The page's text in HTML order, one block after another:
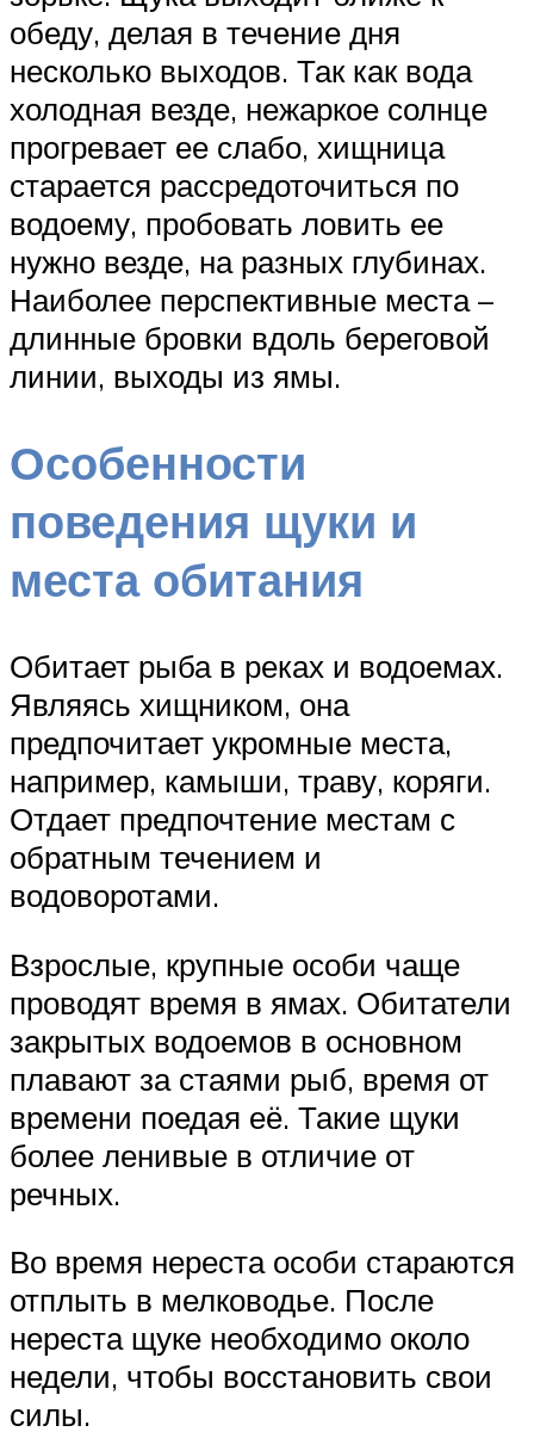
обеду, делая в течение дня
несколько выходов. Так как вода
холодная везде, нежаркое солнце
прогревает ее слабо, хищница
старается рассредоточиться по
водоему, пробовать ловить ее
нужно везде, на разных глубинах.
Наиболее перспективные места –
длинные бровки вдоль береговой
линии, выходы из ямы.
Особенности
поведения щуки и
места обитания
Обитает рыба в реках и водоемах.
Являясь хищником, она
предпочитает укромные места,
например, камыши, траву, коряги.
Отдает предпочтение местам с
обратным течением и
водоворотами.
Взрослые, крупные особи чаще
проводят время в ямах. Обитатели
закрытых водоемов в основном
плавают за стаями рыб, время от
времени поедая её. Такие щуки
более ленивые в отличие от
речных.
Во время нереста особи стараются
отплыть в мелководье. После
нереста щуке необходимо около
недели, чтобы восстановить свои
силы.